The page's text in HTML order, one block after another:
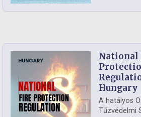
National
Hungary
A hatályos
Tűzvédelmi